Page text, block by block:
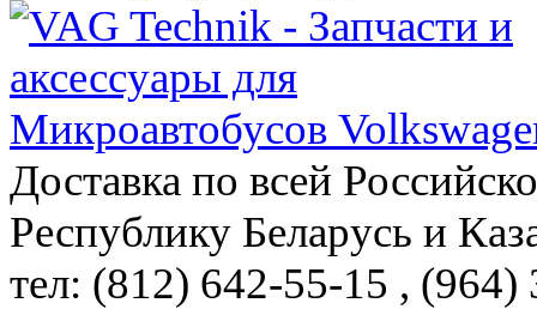
Доставка по всей
Республику Беларусь и
тел: (812) 642-55-15 , (964)